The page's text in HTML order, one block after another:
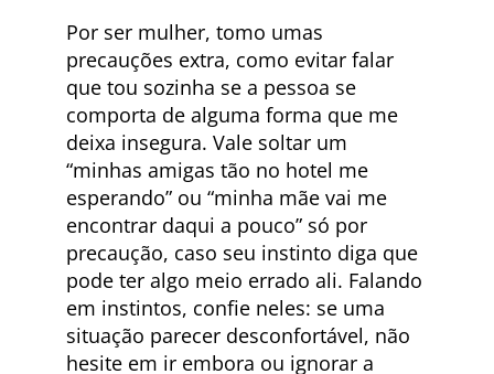
Por ser mulher, tomo umas
precauções extra, como evitar falar
que tou sozinha se a pessoa se
comporta de alguma forma que me
deixa insegura. Vale soltar um
“minhas amigas tão no hotel me
esperando” ou “minha mãe vai me
encontrar daqui a pouco” só por
precaução, caso seu instinto diga que
pode ter algo meio errado ali. Falando
em instintos, confie neles: se uma
situação parecer desconfortável, não
hesite em ir embora ou ignorar a